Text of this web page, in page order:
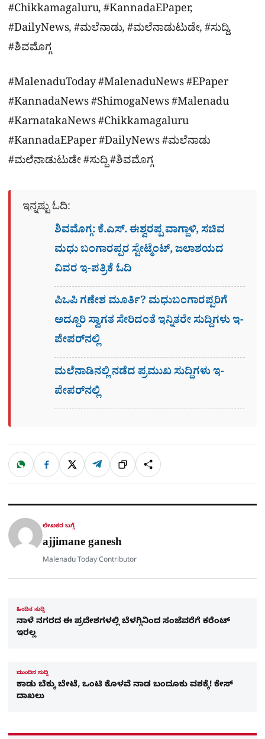
#Chikkamagaluru, #KannadaEPaper,
#DailyNews, #ಮಲೆನಾಡು, #ಮಲೆನಾಡುಟುಡೇ, #ಸುದ್ದಿ,
#ಶಿವಮೊಗ್ಗ
#MalenaduToday #MalenaduNews #EPaper
#KannadaNews #ShimogaNews #Malenadu
#KarnatakaNews #Chikkamagaluru
#KannadaEPaper #DailyNews #ಮಲೆನಾಡು
#ಮಲೆನಾಡುಟುಡೇ #ಸುದ್ದಿ #ಶಿವಮೊಗ್ಗ
ಇನ್ನಷ್ಟು ಓದಿ:
ಶಿವಮೊಗ್ಗ: ಕೆ.ಎಸ್. ಈಶ್ವರಪ್ಪ ವಾಗ್ದಾಳಿ, ಸಚಿವ
ಮಧು ಬಂಗಾರಪ್ಪರ ಸ್ಟೇಟ್ಮೆಂಟ್, ಜಲಾಶಯದ
ವಿವರ ಇ-ಪತ್ರಿಕೆ ಓದಿ
ಪಿಒಪಿ ಗಣೇಶ ಮೂರ್ತಿ? ಮಧುಬಂಗಾರಪ್ಪರಿಗೆ
ಅದ್ದೂರಿ ಸ್ವಾಗತ ಸೇರಿದಂತೆ ಇನ್ನಿತರೇ ಸುದ್ದಿಗಳು ಇ-
ಪೇಪರ್​ನಲ್ಲಿ
ಮಲೆನಾಡಿನಲ್ಲಿ ನಡೆದ ಪ್ರಮುಖ ಸುದ್ದಿಗಳು ಇ-
ಪೇಪರ್​​​​ನಲ್ಲಿ
ಹಂಚಿಕೊಳ್ಳಿ
W
a
t
p
p
F
c
e
o
k
X T
l
e
a
m
ಲಿಂ
ಕ್
S
h
a
ಲೇಖಕರ ಬಗ್ಗೆ
ajjimane ganesh
Malenadu Today Contributor
ಹಿಂದಿನ ಸುದ್ದಿ
ನಾಳೆ ನಗರದ ಈ ಪ್ರದೇಶಗಳಲ್ಲಿ ಬೆಳಗ್ಗಿನಿಂದ ಸಂಜೆವರೆಗೆ ಕರೆಂಟ್​​
ಇರಲ್ಲ
ಮುಂದಿನ ಸುದ್ದಿ
ಕಾಡು ಬೆಕ್ಕು ಬೇಟೆ, ಒಂಟಿ ಕೊಳವೆ ನಾಡ ಬಂದೂಕು ವಶಕ್ಕೆ! ಕೇಸ್​
ದಾಖಲು